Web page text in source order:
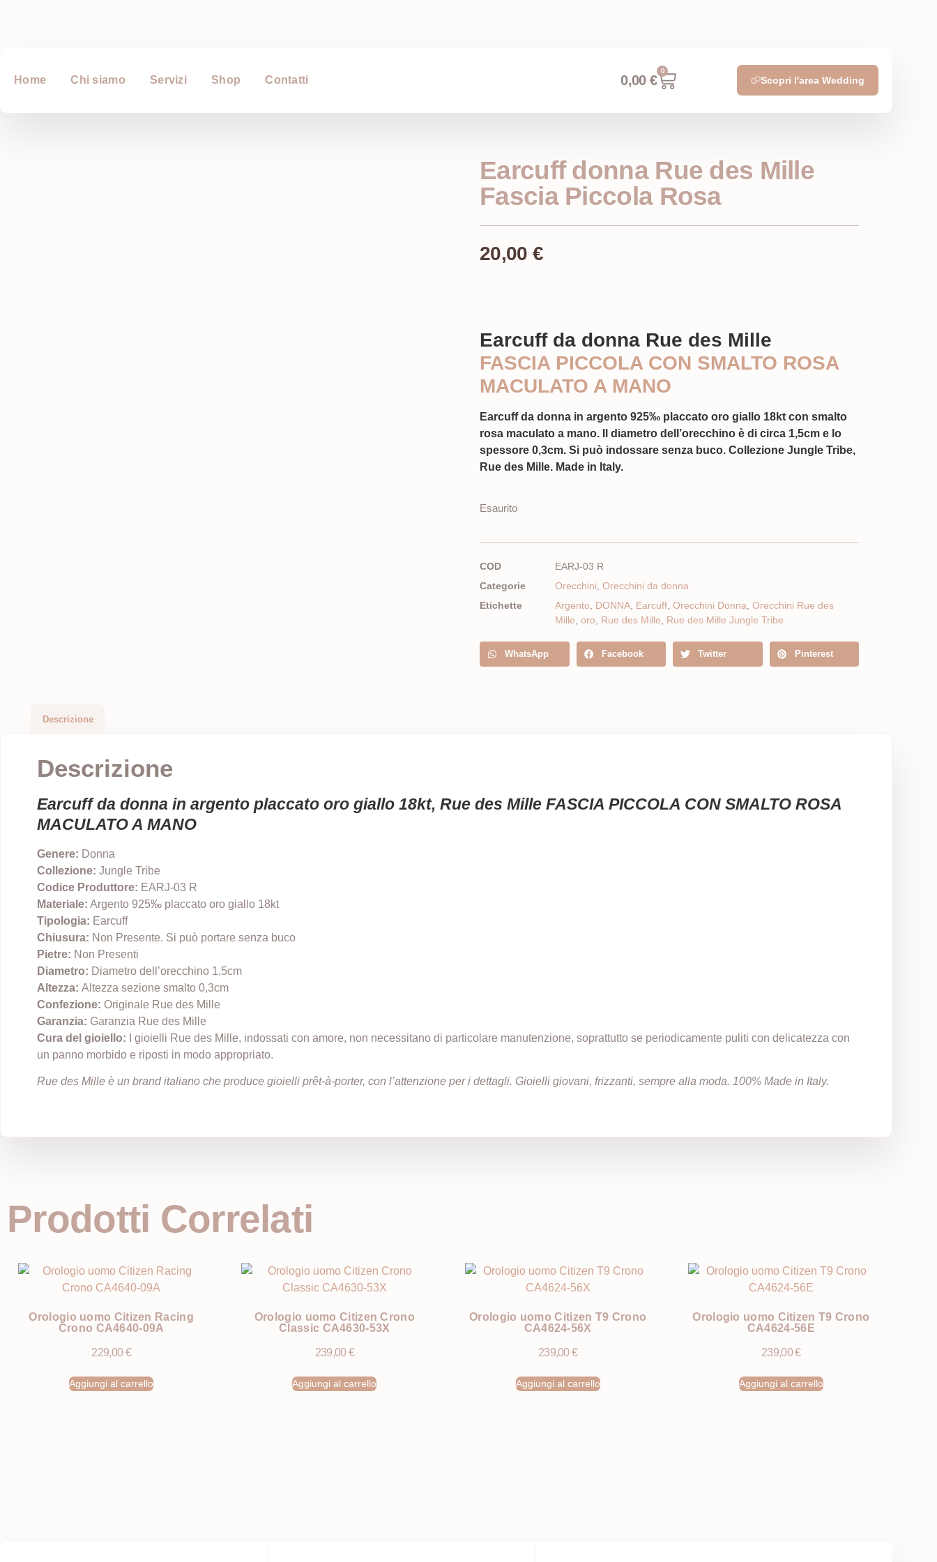
Home Chi siamo Servizi Shop Contatti 0,00 €
0
Scopri l'area Wedding
Earcuff donna Rue des Mille
Fascia Piccola Rosa
20,00 €
Earcuff da donna Rue des Mille
FASCIA PICCOLA CON SMALTO ROSA
MACULATO A MANO
Earcuff da donna in argento 925‰ placcato oro giallo 18kt con smalto
rosa maculato a mano. Il diametro dell’orecchino è di circa 1,5cm e lo
spessore 0,3cm. Si può indossare senza buco. Collezione Jungle Tribe,
Rue des Mille. Made in Italy.
Esaurito
COD
EARJ-03 R
Categorie
Orecchini Orecchini da donna
Etichette
Argento DONNA Earcuff Orecchini Donna Orecchini Rue des
Mille oro Rue des Mille Rue des Mille Jungle Tribe
WhatsApp Facebook Twitter Pinterest
Descrizione
Descrizione
Earcuff da donna in argento placcato oro giallo 18kt, Rue des Mille FASCIA PICCOLA CON SMALTO ROSA
MACULATO A MANO
Genere: Donna
Collezione: Jungle Tribe
Codice Produttore: EARJ-03 R
Materiale: Argento 925‰ placcato oro giallo 18kt
Tipologia: Earcuff
Chiusura: Non Presente. Si può portare senza buco
Pietre: Non Presenti
Diametro: Diametro dell’orecchino 1,5cm
Altezza: Altezza sezione smalto 0,3cm
Confezione: Originale Rue des Mille
Garanzia: Garanzia Rue des Mille
Cura del gioiello: I gioielli Rue des Mille, indossati con amore, non necessitano di particolare manutenzione, soprattutto se periodicamente puliti con delicatezza con
un panno morbido e riposti in modo appropriato.
Rue des Mille è un brand italiano che produce gioielli prêt-à-porter, con l’attenzione per i dettagli. Gioielli giovani, frizzanti, sempre alla moda. 100% Made in Italy.
Prodotti Correlati
Orologio uomo Citizen Racing
Crono CA4640-09A
229,00€
Aggiungi al carrello
Orologio uomo Citizen Crono
Classic CA4630-53X
239,00€
Aggiungi al carrello
Orologio uomo Citizen T9 Crono
CA4624-56X
239,00€
Aggiungi al carrello
Orologio uomo Citizen T9 Crono
CA4624-56E
239,00€
Aggiungi al carrello